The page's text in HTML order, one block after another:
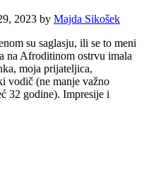
2023 by Majda Sikošek
su saglasju, ili se to meni
na Afroditinom ostrvu imala
moja prijateljica,
vodič (ne manje važno
32 godine). Impresije i